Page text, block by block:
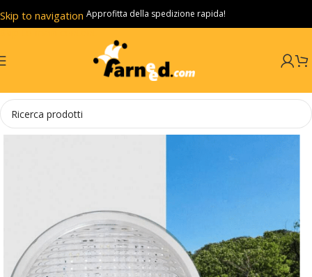
Skip to navigation
Skip to main content
Approfitta della spedizione rapida!